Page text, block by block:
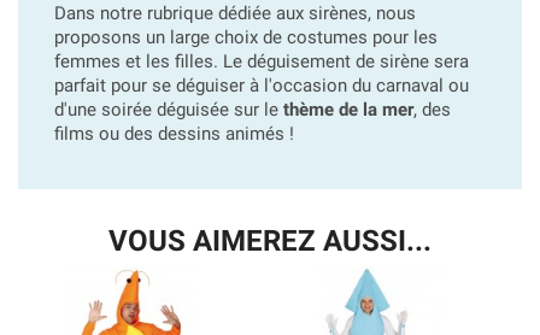
Dans notre rubrique dédiée aux sirènes, nous
proposons un large choix de costumes pour les
femmes et les filles. Le déguisement de sirène sera
parfait pour se déguiser à l'occasion du carnaval ou
d'une soirée déguisée sur le thème de la mer, des
films ou des dessins animés !
VOUS AIMEREZ AUSSI...